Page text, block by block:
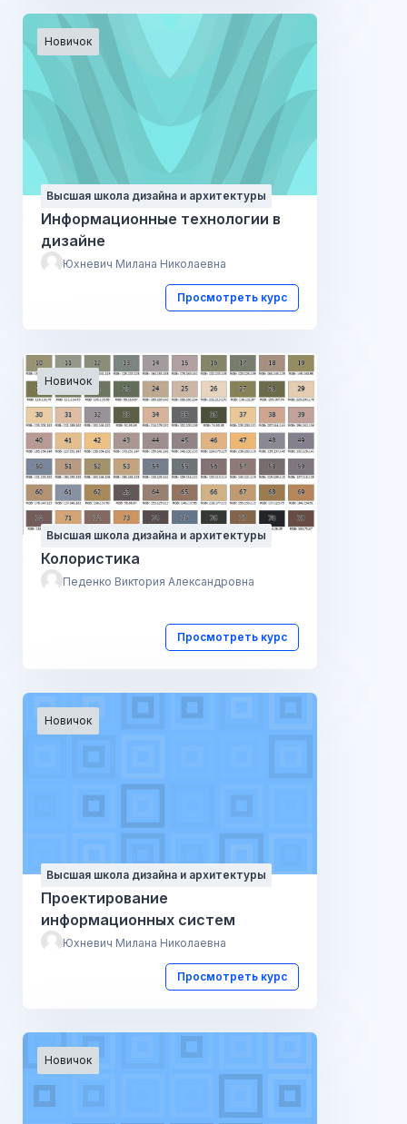
Новичок
Высшая школа дизайна и архитектуры
Информационные технологии в
дизайне
Юхневич Милана Николаевна
Просмотреть курс
Новичок
Высшая школа дизайна и архитектуры
Колористика
Педенко Виктория Александровна
Просмотреть курс
Новичок
Высшая школа дизайна и архитектуры
Проектирование
информационных систем
Юхневич Милана Николаевна
Просмотреть курс
Новичок